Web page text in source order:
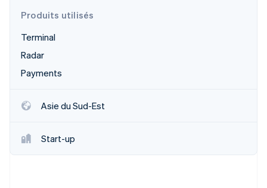
Prévention de la fraude
Atlas
Produits utilisés
Terminal
Radar
Payments
Asie du Sud-Est
Start-up